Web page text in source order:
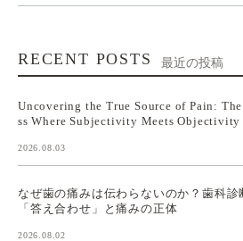
RECENT POSTS 最近の投稿
Uncovering the True Source of Pain:
ss Where Subjectivity Meets Objectivity
2026.08.03
なぜ歯の痛みは伝わらないのか？歯科
「答え合わせ」と痛みの正体
2026.08.02